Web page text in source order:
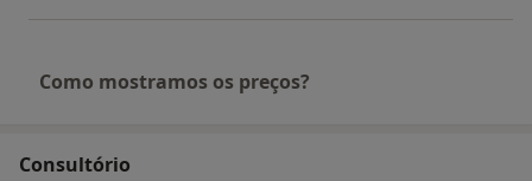
Como mostramos os preços?
Consultório